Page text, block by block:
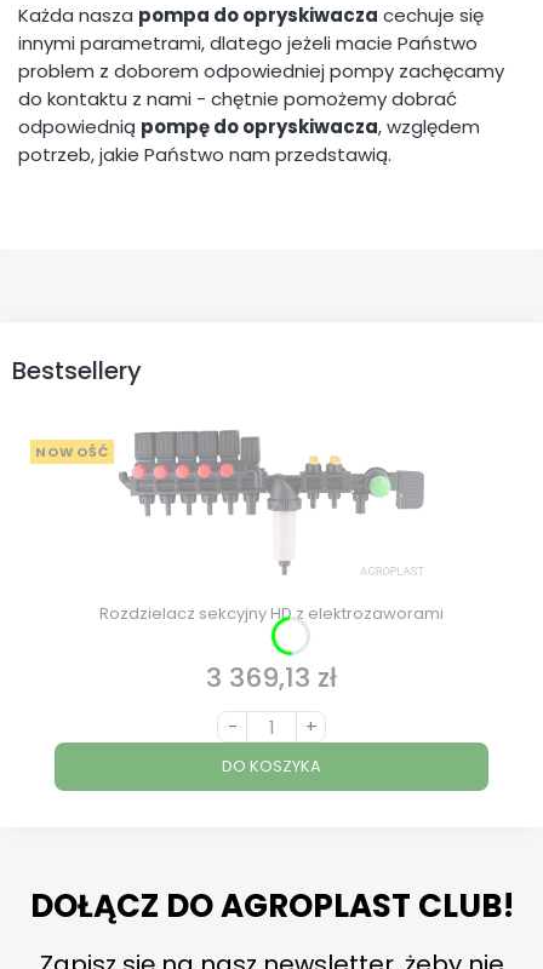
Każda nasza pompa do opryskiwacza cechuje się
innymi parametrami, dlatego jeżeli macie Państwo
problem z doborem odpowiedniej pompy zachęcamy
do kontaktu z nami - chętnie pomożemy dobrać
odpowiednią pompę do opryskiwacza, względem
potrzeb, jakie Państwo nam przedstawią.
Bestsellery
NOWOŚĆ
Rozdzielacz sekcyjny HD z elektrozaworami
Cena
3 369,13 zł
- +
DO KOSZYKA
DOŁĄCZ DO AGROPLAST CLUB!